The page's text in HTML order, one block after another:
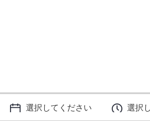
選択してください 選択